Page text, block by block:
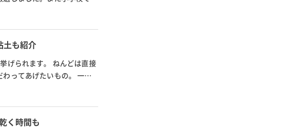
土も紹介
げられます。 ねんどは直接
ってあげたいもの。 一
く時間も